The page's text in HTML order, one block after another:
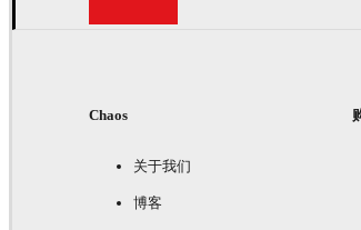
Chaos
关于我们
博客